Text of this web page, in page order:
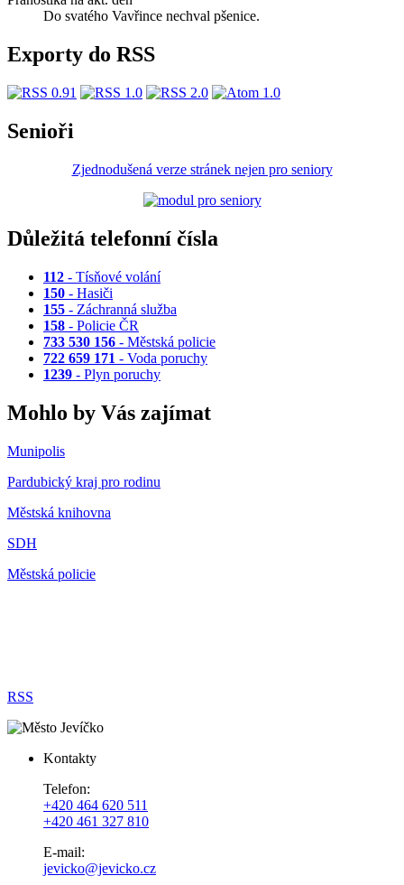
Do svatého Vavřince nechval pšenice.
Exporty do RSS
Senioři
Zjednodušená verze stránek nejen pro seniory
Důležitá telefonní čísla
112 - Tísňové volání
150 - Hasiči
155 - Záchranná služba
158 - Policie ČR
733 530 156 - Městská policie
722 659 171 - Voda poruchy
1239 - Plyn poruchy
Mohlo by Vás zajímat
Munipolis
Pardubický kraj pro rodinu
Městská knihovna
SDH
Městská policie
RSS
Kontakty
Telefon:
+420 464 620 511
+420 461 327 810
E-mail:
jevicko@jevicko.cz